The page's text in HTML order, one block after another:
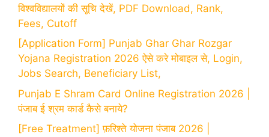
विश्वविद्यालयों की सूचि देखें, PDF Download, Rank,
Fees, Cutoff
[Application Form] Punjab Ghar Ghar Rozgar
Yojana Registration 2026 ऐसे करे मोबाइल से, Login,
Jobs Search, Beneficiary List,
Punjab E Shram Card Online Registration 2026 |
पंजाब ई श्रम कार्ड कैसे बनाये?
[Free Treatment] फ़रिश्ते योजना पंजाब 2026 |